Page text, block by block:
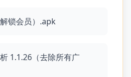
锁会员）.apk
1.1.26（去除所有广